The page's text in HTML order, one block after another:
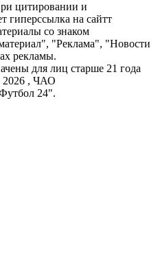
цитировании и
гиперссылка на сайтт
со знаком
"Реклама", "Новости
рекламы.
для лиц старше 21 года
2026 , ЧАО
24".